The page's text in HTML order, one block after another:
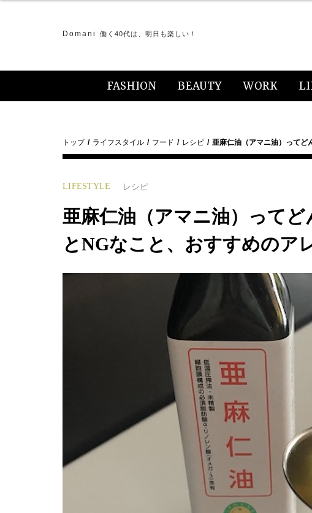
Domani 働く40代は、明日も楽しい！
FASHION BEAUTY WORK
トップ ライフスタイル フード レシピ 亜麻仁油（アマニ油）って
LIFESTYLE レシピ
亜麻仁油（アマニ油）って
とNGなこと、おすすめのア